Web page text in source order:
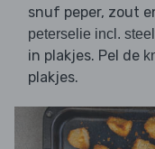
snuf peper, zout
peterselie incl.
in plakjes. Pel de
plakjes.